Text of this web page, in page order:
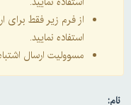
از فرم زیر فقط برای
استفاده نمایید.
مسوولیت ارسال
نام: